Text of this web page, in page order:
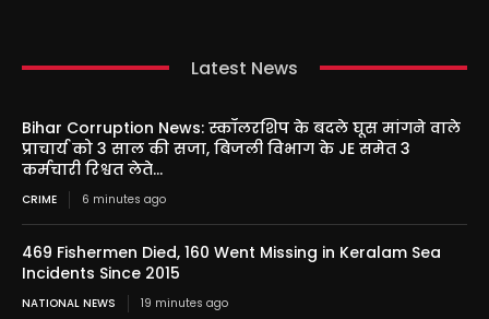
Latest News
Bihar Corruption News: स्कॉलरशिप के बदले घूस मांगने वाले
प्राचार्य को 3 साल की सजा, बिजली विभाग के JE समेत 3
कर्मचारी रिश्वत लेते...
CRIME 6 minutes ago
469 Fishermen Died, 160 Went Missing in Keralam Sea
Incidents Since 2015
NATIONAL NEWS 19 minutes ago